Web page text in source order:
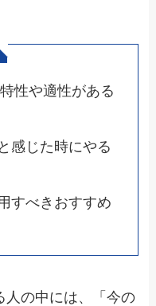
性や適性がある
感じた時にやる
すべきおすすめ
人の中には、「今の